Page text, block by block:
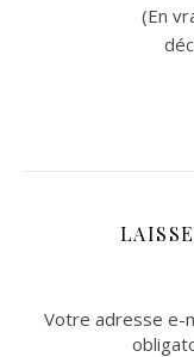
(En
Votre adresse e-